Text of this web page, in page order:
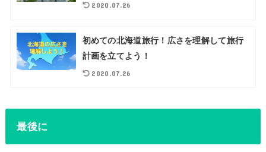
2020.07.26
初めての北海道旅行！広さを理解して旅行
計画を立てよう！
2020.07.26
最後に